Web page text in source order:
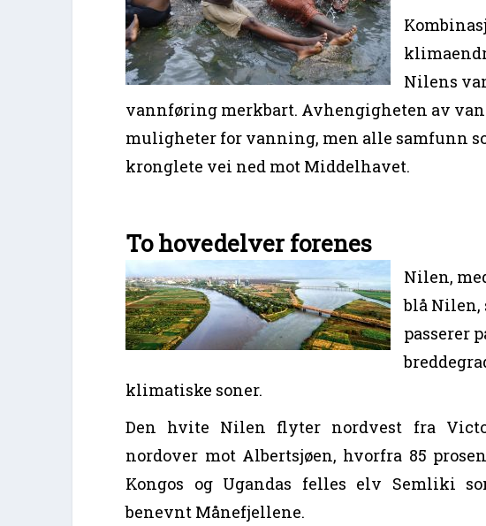
Nilens
vannføring merkbart. Avhengigheten av
muligheter for vanning, men alle samfunn
kronglete vei ned mot Middelhavet.
To hovedelver forenes
Nilen,
blå Nilen,
passerer
klimatiske soner.
Den hvite Nilen flyter nordvest fra
nordover mot Albertsjøen, hvorfra 85
Kongos og Ugandas felles elv Semliki
benevnt Månefjellene.